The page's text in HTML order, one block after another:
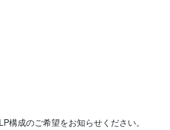
構成のご希望をお知らせください。